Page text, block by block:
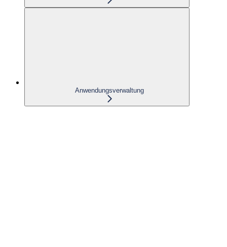
Anwendungsverwaltung